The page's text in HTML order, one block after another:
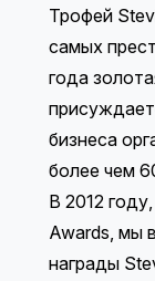
Трофей
самых
года
бизнеса
более чем
В 2012
Awards, мы
награды